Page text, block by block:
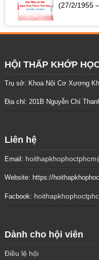
(27/2/1955
HỘI THẤP KHỚP
Trụ sở: Khoa Nội Cơ Xương
Địa chỉ: 201B Nguyễn Chí
Liên hệ
Email:
Website: https://
Facbook:
Dành cho hội viên
Điều lệ hội